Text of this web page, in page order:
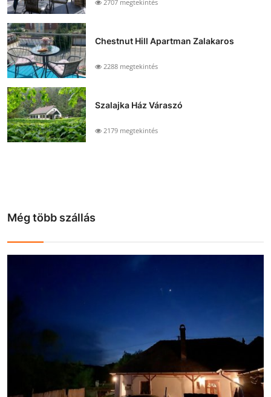
2707 megtekintés
Chestnut Hill Apartman Zalakaros
2288 megtekintés
Szalajka Ház Váraszó
2179 megtekintés
Még több szállás